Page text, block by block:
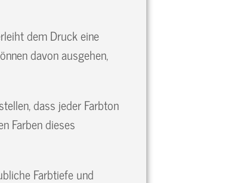
dem Druck eine
davon ausgehen,
dass jeder Farbton
Farben dieses
Farbtiefe und